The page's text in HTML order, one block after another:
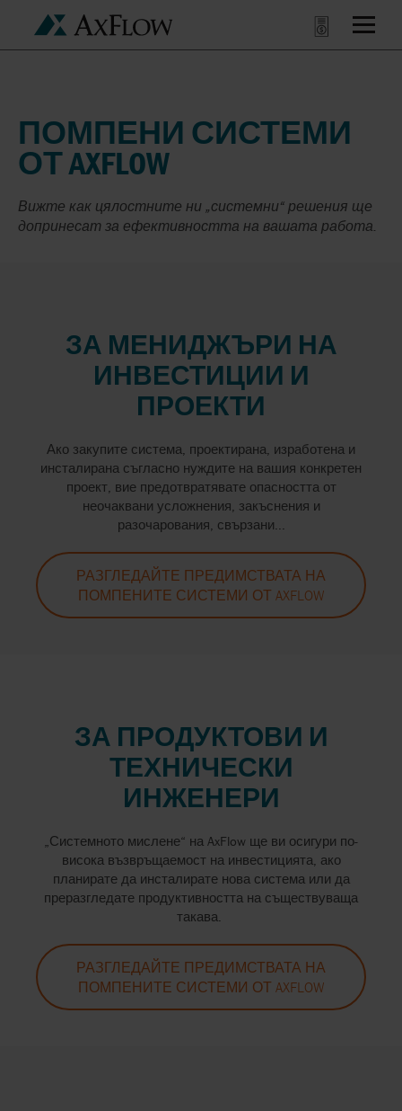
ПОМПЕНИ СИСТЕМИ
ОТ AXFLOW
Вижте как цялостните ни „системни“ решения ще
допринесат за ефективността на вашата работа.
ЗА МЕНИДЖЪРИ НА
ИНВЕСТИЦИИ И
ПРОЕКТИ
Ако закупите система, проектирана, изработена и
инсталирана съгласно нуждите на вашия конкретен
проект, вие предотвратявате опасността от
неочаквани усложнения, закъснения и
разочарования, свързани...
РАЗГЛЕДАЙТЕ ПРЕДИМСТВАТА НА
ПОМПЕНИТЕ СИСТЕМИ ОТ AXFLOW
ЗА ПРОДУКТОВИ И
ТЕХНИЧЕСКИ
ИНЖЕНЕРИ
„Системното мислене“ на AxFlow ще ви осигури по-
висока възвръщаемост на инвестицията, ако
планирате да инсталирате нова система или да
преразгледате продуктивността на съществуваща
такава.
РАЗГЛЕДАЙТЕ ПРЕДИМСТВАТА НА
ПОМПЕНИТЕ СИСТЕМИ ОТ AXFLOW